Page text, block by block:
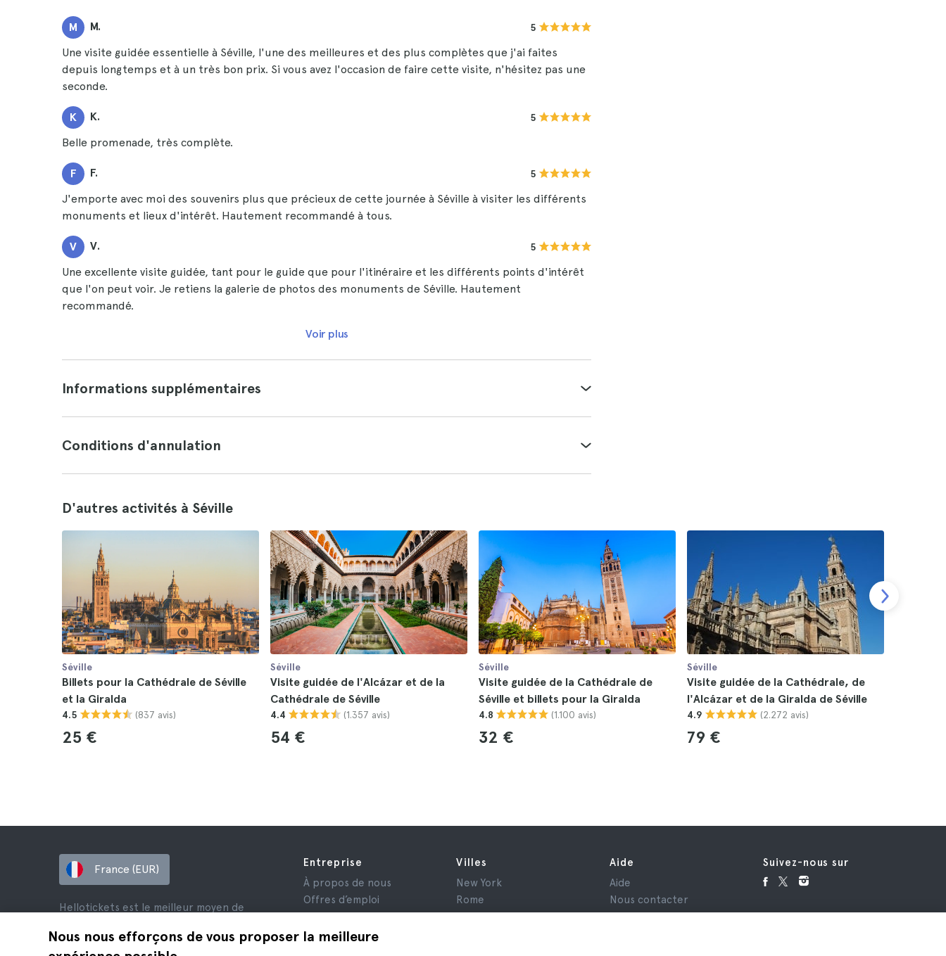
M M. 5
Une visite guidée essentielle à Séville, l'une des meilleures et des plus complètes que j'ai faites
depuis longtemps et à un très bon prix. Si vous avez l'occasion de faire cette visite, n'hésitez pas une
seconde.
K K. 5
Belle promenade, très complète.
F F. 5
J'emporte avec moi des souvenirs plus que précieux de cette journée à Séville à visiter les différents
monuments et lieux d'intérêt. Hautement recommandé à tous.
V V. 5
Une excellente visite guidée, tant pour le guide que pour l'itinéraire et les différents points d'intérêt
que l'on peut voir. Je retiens la galerie de photos des monuments de Séville. Hautement
recommandé.
Voir plus
Informations supplémentaires
Conditions d'annulation
D'autres activités à Séville
Séville
Billets pour la Cathédrale de Séville
et la Giralda
4.5 (837 avis)
25 €
Séville
Visite guidée de l'Alcázar et de la
Cathédrale de Séville
4.4 (1.357 avis)
54 €
Séville
Visite guidée de la Cathédrale de
Séville et billets pour la Giralda
4.8 (1.100 avis)
32 €
Séville
Visite guidée de la Cathédrale, de
l'Alcázar et de la Giralda de Séville
4.9 (2.272 avis)
79 €
Nous nous efforçons de vous proposer la meilleure
France (EUR)
Hellotickets est le meilleur moyen de
dans le monde entier.
Entreprise
À propos de nous
Offres d’emploi
Affiliés
Avis
Villes
New York
Rome
Paris
Aide
Aide
Nous contacter
Suivez-nous sur